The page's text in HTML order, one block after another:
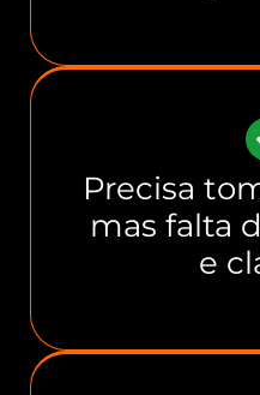
Precisa
mas falta
e